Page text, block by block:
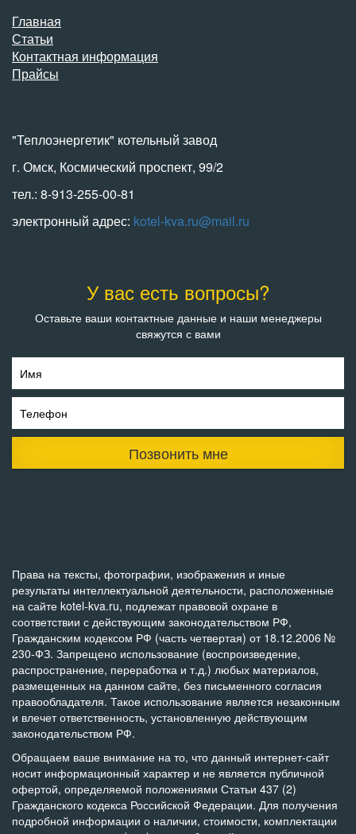
Главная
Статьи
Контактная информация
Прайсы
"Теплоэнергетик" котельный завод
г. Омск, Космический проспект, 99/2
тел.: 8-913-255-00-81
электронный адрес: kotel-kva.ru@mail.ru
У вас есть вопросы?
Оставьте ваши контактные данные и наши менеджеры
свяжутся с вами
Имя
Телефон
Позвонить мне
Права на тексты, фотографии, изображения и иные
результаты интеллектуальной деятельности, расположенные
на сайте kotel-kva.ru, подлежат правовой охране в
соответствии с действующим законодательством РФ,
Гражданским кодексом РФ (часть четвертая) от 18.12.2006 №
230-ФЗ. Запрещено использование (воспроизведение,
распространение, переработка и т.д.) любых материалов,
размещенных на данном сайте, без письменного согласия
правообладателя. Такое использование является незаконным
и влечет ответственность, установленную действующим
законодательством РФ.
Обращаем ваше внимание на то, что данный интернет-сайт
носит информационный характер и не является публичной
офертой, определяемой положениями Статьи 437 (2)
Гражданского кодекса Российской Федерации. Для получения
подробной информации о наличии, стоимости, комплектации